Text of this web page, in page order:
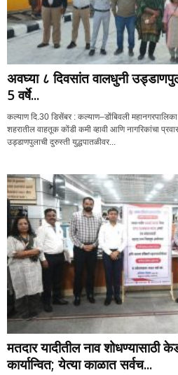
अवघ्या ८ दिवसांत वालधुनी
5 वर्षे...
कल्याण दि.30 डिसेंबर : कल्याण–डोंबिवली महानगरपालिका
शहरातील वाहतूक कोंडी कमी व्हावी आणि नागरिकांचा
उड्डाणपुलाची दुरुस्ती युद्धपातळीवर...
मतदार यादीतील नाव
कार्यान्वित; येत्या काळात सर्वच...